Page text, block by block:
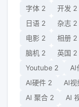
字体 2 开发 2
日语 2 杂志 2
电影 2 相册 2
脑机 2 英国 2
Youtube 2 AI
AI硬件 2 AI视
AI 聚合 2 AI